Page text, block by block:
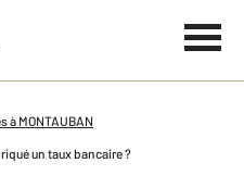
MONTAUBAN
un taux bancaire ?